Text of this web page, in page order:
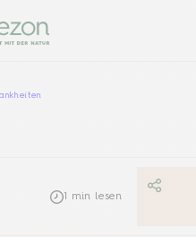
1 min lesen